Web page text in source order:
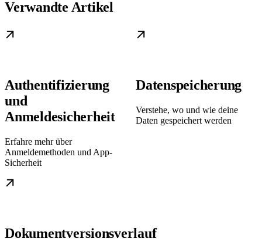
Verwandte Artikel
Authentifizierung
und
Anmeldesicherheit
Erfahre mehr über
Anmeldemethoden und App-
Sicherheit
Datenspeicherung
Verstehe, wo und wie deine
Daten gespeichert werden
Dokumentversionsverlauf